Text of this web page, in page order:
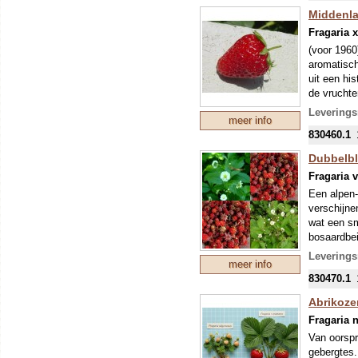
nieuwe
mei
eventuele
meer info
Fragaria
(voor
uit een
de
Onze
nieuwe
mei
eventuele
830460.1
meer info
Fragaria
Een
wat een
Onze
nieuwe
mei
eventuele
830470.1
Fragaria
Van